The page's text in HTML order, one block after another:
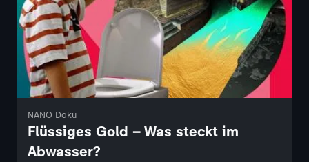
NANO Doku
Flüssiges Gold – Was steckt im
Abwasser?